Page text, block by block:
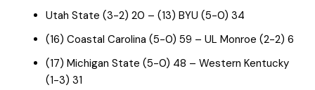
Utah State (3-2) 20 – (13) BYU (5-0) 34
(16) Coastal Carolina (5-0) 59 – UL Monroe (2-2) 6
(17) Michigan State (5-0) 48 – Western Kentucky
(1-3) 31